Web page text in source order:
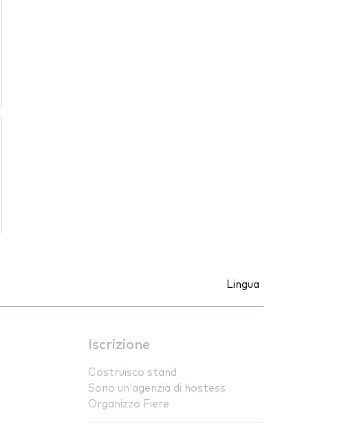
Lingua
Iscrizione
Costruisco stand
Sono un'agenzia di hostess
Organizzo Fiere